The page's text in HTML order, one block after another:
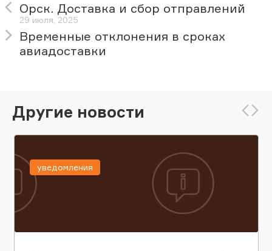
Орск. Доставка и сбор отправлений
29 июля, 2025
Временные отклонения в сроках
авиадоставки
Другие новости
уведомления